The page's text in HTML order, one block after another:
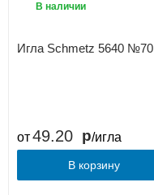
Игла Schmetz 5640 №70
В наличии
от49.20 /игла
В корзину